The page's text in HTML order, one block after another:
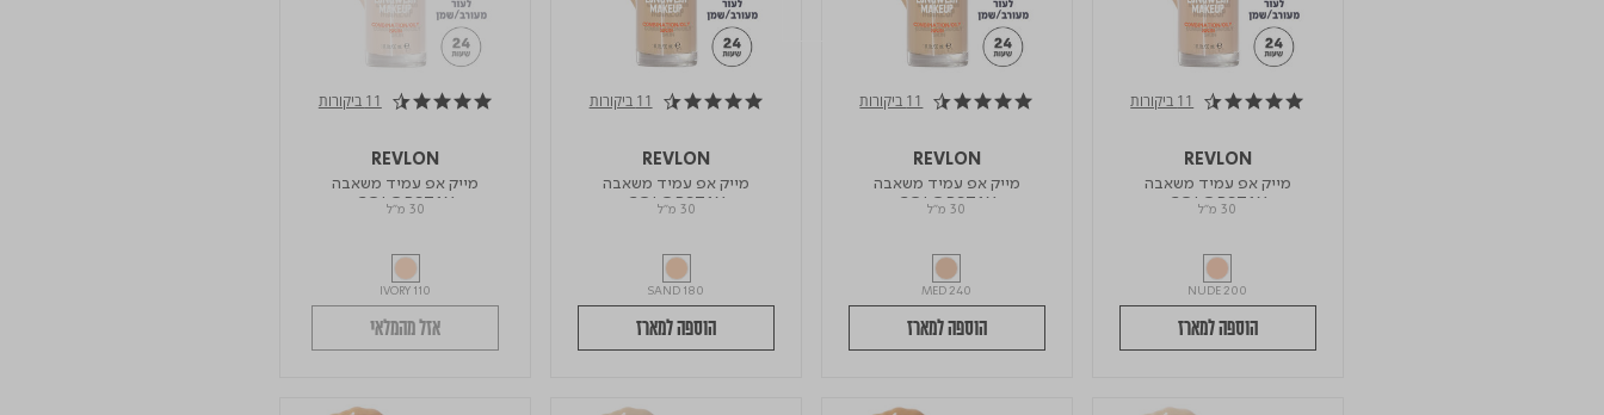
4.6 star rating 11 ביקורות
REVLON
מייק אפ עמיד משאבה
COLORSTAY
30 מ"ל
NUDE 200
הוספה למארז
4.6 star rating 11 ביקורות
REVLON
מייק אפ עמיד משאבה
COLORSTAY
30 מ"ל
MED 240
הוספה למארז
4.6 star rating 11 ביקורות
REVLON
מייק אפ עמיד משאבה
COLORSTAY
30 מ"ל
SAND 180
הוספה למארז
4.6 star rating 11 ביקורות
REVLON
מייק אפ עמיד משאבה
COLORSTAY
30 מ"ל
IVORY 110
אזל מהמלאי